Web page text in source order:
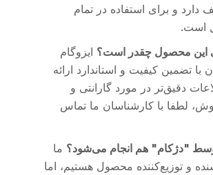
و برای استفاده در تمام
است.
این محصول چقدر است؟ ایزوگام
با تضمین کیفیت و استاندارد ارائه
دقیق‌تر در مورد گارانتی و
لطفا با کارشناسان ما تماس
"دژکام" هم انجام می‌شود؟ ما
و توزیع‌کننده محصول هستیم، اما